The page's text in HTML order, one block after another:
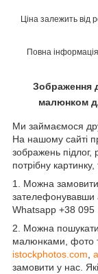
Ціна залежить від
Повна
Зображення
малюнком
Ми займаємося
На нашому сайті
зображень
потрібну картинку,
1. Можна замовити
Whatsapp +38 095
2. Можна
малюнками, фото
istockphotos.com,
замовити у нас.